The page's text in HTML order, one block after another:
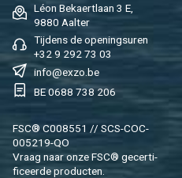
Léon Be­kaert­laan 3 E,
9880 Aal­ter
Tij­dens de ope­nings­uren
+32 9 292 73 03
info@​exzo.​be
BE 0688 738 206
FSC® C008551 // SCS-COC-
005219-QO
Vraag naar onze FSC® ge­cer­ti­
fi­ceer­de pro­duc­ten.